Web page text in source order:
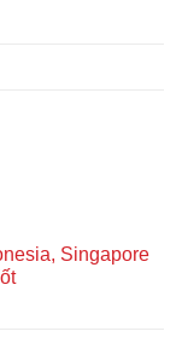
Singapore